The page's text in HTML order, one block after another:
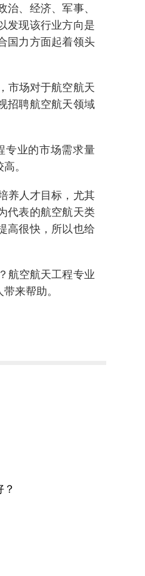
、经济、军事、
发现该行业方向是
国力方面起着领头
市场对于航空航天
招聘航空航天领域
业的市场需求量
。
养人才目标，尤其
代表的航空航天类
高很快，所以也给
航空航天工程专业
来帮助。